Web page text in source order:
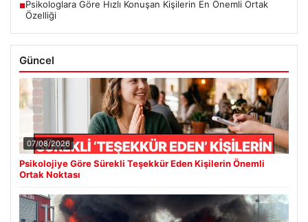
■Psikologlara Göre Hızlı Konuşan Kişilerin En Önemli Ortak
Özelliği
Güncel
07/08/2026
Psikolojiye Göre Sürekli Teşekkür Eden Kişilerin Önemli
Ortak Noktası